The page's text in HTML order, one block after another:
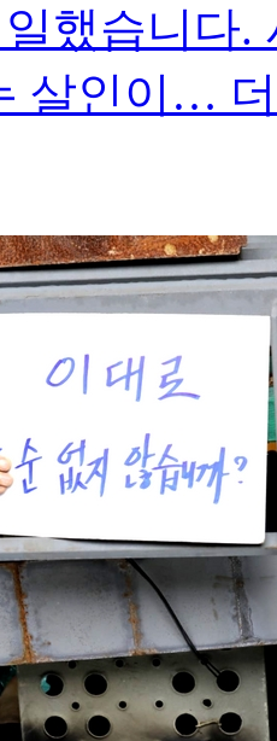
했습니다.
살인이…